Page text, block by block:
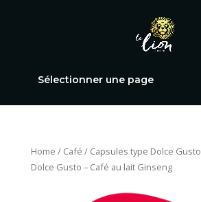
Sélectionner une page
Home / Café / Capsules type Dolce Gusto
Dolce Gusto – Café au lait Ginseng